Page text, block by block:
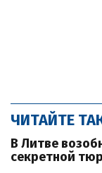
ЧИТАЙТЕ
В Литве
секретной